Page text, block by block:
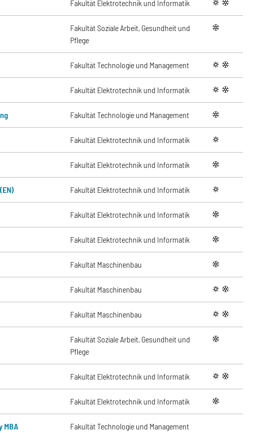
Fakultät Elektrotechnik und Informatik summer winter
Fakultät Soziale Arbeit, Gesundheit und
Pflege
winter
Fakultät Technologie und Management summer winter
Fakultät Elektrotechnik und Informatik summer winter
Fakultät Technologie und Management winter
Fakultät Elektrotechnik und Informatik summer
Fakultät Elektrotechnik und Informatik winter
Fakultät Elektrotechnik und Informatik summer
Fakultät Elektrotechnik und Informatik winter
Fakultät Elektrotechnik und Informatik winter
Fakultät Maschinenbau winter
Fakultät Maschinenbau summer winter
Fakultät Maschinenbau summer winter
Fakultät Soziale Arbeit, Gesundheit und
Pflege
winter
Fakultät Elektrotechnik und Informatik summer winter
Fakultät Elektrotechnik und Informatik winter
MBA Fakultät Technologie und Management